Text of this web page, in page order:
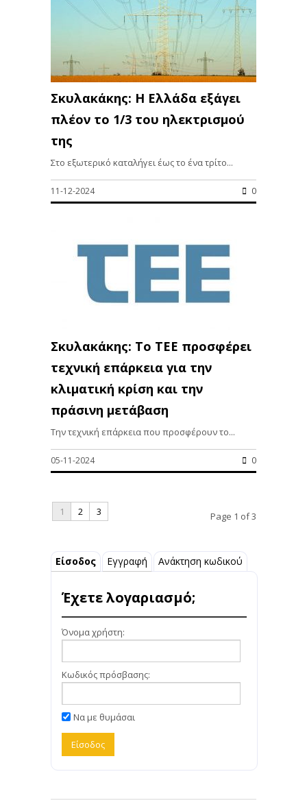
Σκυλακάκης: Η Ελλάδα εξάγει
πλέον το 1/3 του ηλεκτρισμού
της
Στο εξωτερικό καταλήγει έως το ένα τρίτο...
11-12-2024 0
Σκυλακάκης: Το ΤΕΕ προσφέρει
τεχνική επάρκεια για την
κλιματική κρίση και την
πράσινη μετάβαση
Την τεχνική επάρκεια που προσφέρουν το...
05-11-2024 0
1 2 3 Page 1 of 3
Είσοδος Εγγραφή Ανάκτηση κωδικού
Έχετε λογαριασμό;
Όνομα χρήστη:
Κωδικός πρόσβασης:
Να με θυμάσαι